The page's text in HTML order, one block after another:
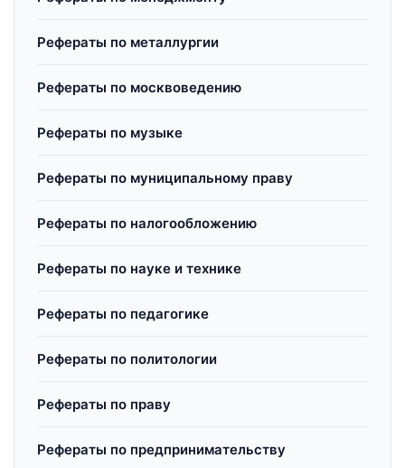
Рефераты по металлургии
Рефераты по москвоведению
Рефераты по музыке
Рефераты по муниципальному праву
Рефераты по налогообложению
Рефераты по науке и технике
Рефераты по педагогике
Рефераты по политологии
Рефераты по праву
Рефераты по предпринимательству